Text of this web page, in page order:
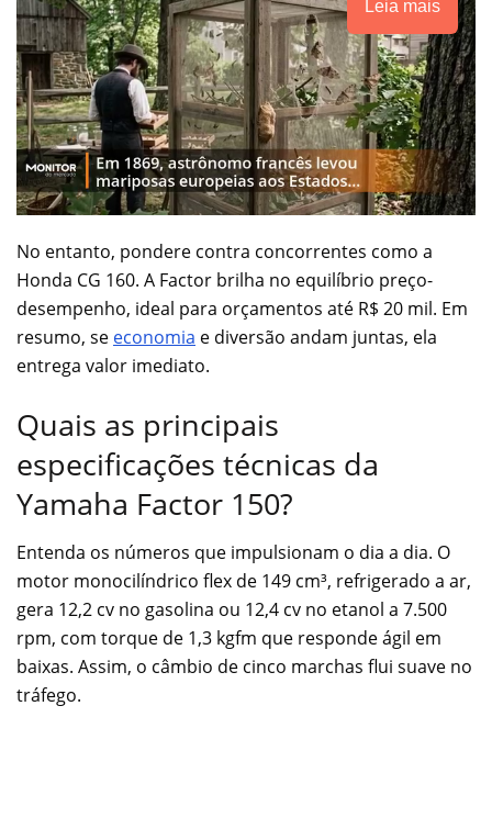
Leia mais
No entanto, pondere contra concorrentes como a
Honda CG 160. A Factor brilha no equilíbrio preço-
desempenho, ideal para orçamentos até R$ 20 mil. Em
resumo, se economia e diversão andam juntas, ela
entrega valor imediato.
Quais as principais
especificações técnicas da
Yamaha Factor 150?
Entenda os números que impulsionam o dia a dia. O
motor monocilíndrico flex de 149 cm³, refrigerado a ar,
gera 12,2 cv no gasolina ou 12,4 cv no etanol a 7.500
rpm, com torque de 1,3 kgfm que responde ágil em
baixas. Assim, o câmbio de cinco marchas flui suave no
tráfego.